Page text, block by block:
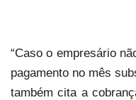
“Caso o empresário
pagamento no mês
também cita a